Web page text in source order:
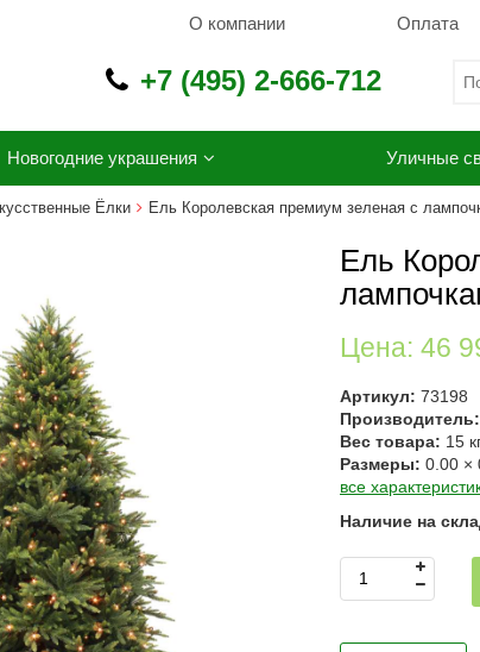
О компании Оплата
+7 (495) 2-666-712
Новогодние украшения Уличные
Ёлки Ель Королевская премиум зеленая с
Ель
Цена: 46
Артикул: 73198
Производитель:
Вес товара: 15
Размеры: 0.00 ×
все
Наличие на